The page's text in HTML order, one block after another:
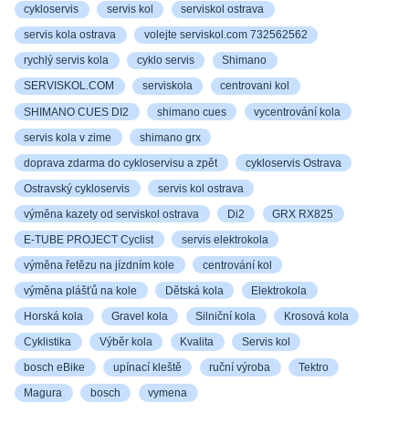
cykloservis servis kol serviskol ostrava
servis kola ostrava volejte serviskol.com 732562562
rychlý servis kola cyklo servis Shimano
SERVISKOL.COM serviskola centrovani kol
SHIMANO CUES DI2 shimano cues vycentrování kola
servis kola v zime shimano grx
doprava zdarma do cykloservisu a zpět cykloservis Ostrava
Ostravský cykloservis servis kol ostrava
výměna kazety od serviskol ostrava Di2 GRX RX825
E-TUBE PROJECT Cyclist servis elektrokola
výměna řetězu na jízdním kole centrování kol
výměna plášťů na kole Dětská kola Elektrokola
Horská kola Gravel kola Silniční kola Krosová kola
Cyklistika Výběr kola Kvalita Servis kol
bosch eBike upínací kleště ruční výroba Tektro
Magura bosch vymena